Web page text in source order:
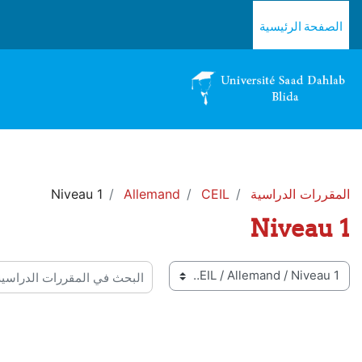
الصفحة الرئيسية
المقررات الدراسية CEIL
Allemand
Niveau 1
Niveau 1
المقررات
البحث في المقررات